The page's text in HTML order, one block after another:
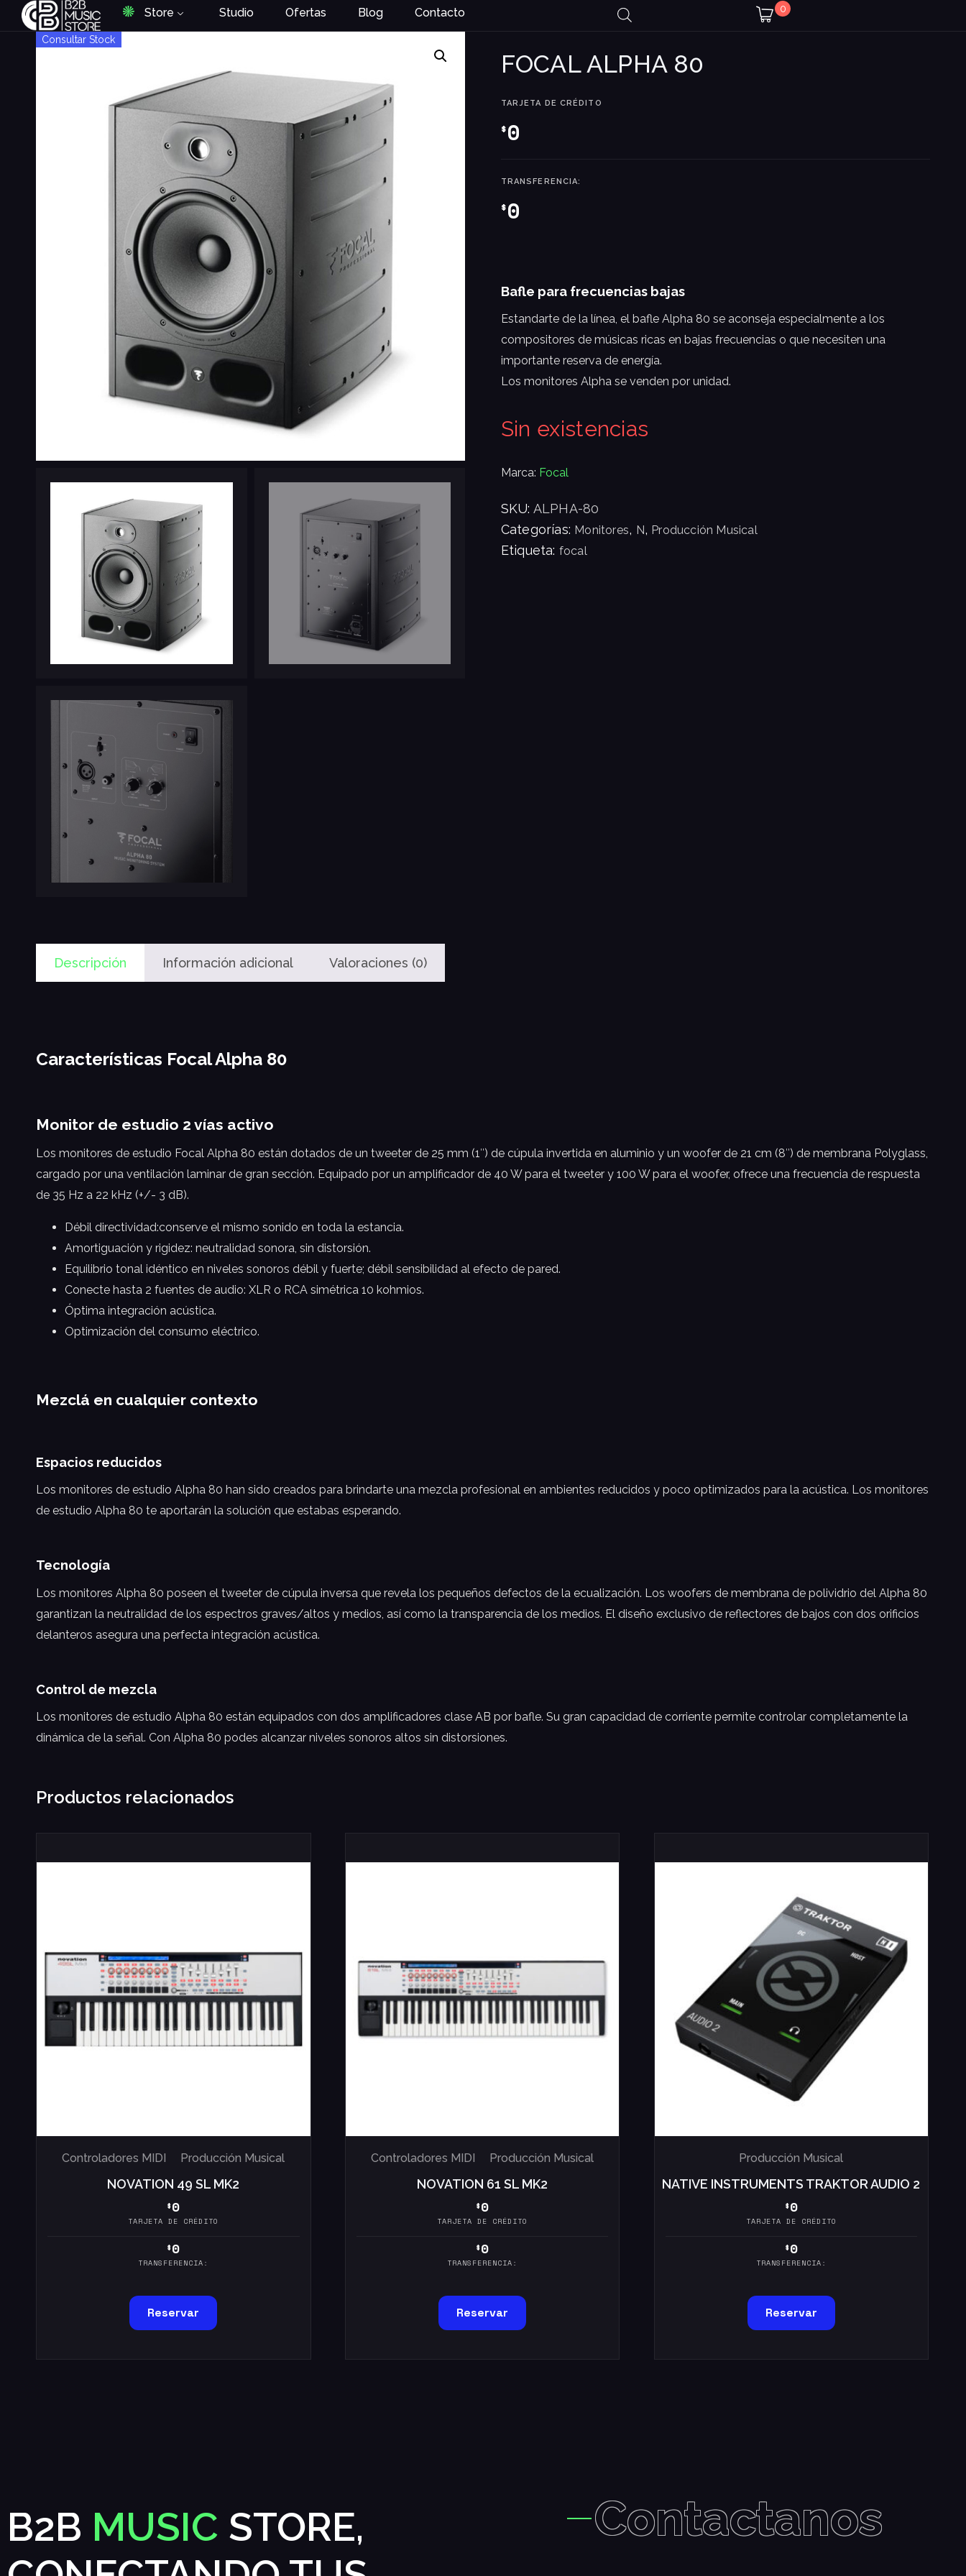
Store Studio Ofertas Blog Contacto 0
Consultar Stock
FOCAL ALPHA 80
$0
TARJETA DE CRÉDITO
$0
TRANSFERENCIA:
Bafle para frecuencias bajas
Estandarte de la línea, el bafle Alpha 80 se aconseja especialmente a los
compositores de músicas ricas en bajas frecuencias o que necesiten una
importante reserva de energía.
Los monitores Alpha se venden por unidad.
Sin existencias
Marca: Focal
SKU: ALPHA-80
Categorías: Monitores, N, Producción Musical
Etiqueta: focal
Descripción Información adicional Valoraciones (0)
Características Focal Alpha 80
Monitor de estudio 2 vías activo
Los monitores de estudio Focal Alpha 80 están dotados de un tweeter de 25 mm (1″) de cúpula invertida en aluminio y un woofer de 21 cm (8″) de membrana Polyglass,
cargado por una ventilación laminar de gran sección. Equipado por un amplificador de 40 W para el tweeter y 100 W para el woofer, ofrece una frecuencia de respuesta
de 35 Hz a 22 kHz (+/- 3 dB).
Débil directividad:conserve el mismo sonido en toda la estancia.
Amortiguación y rigidez: neutralidad sonora, sin distorsión.
Equilibrio tonal idéntico en niveles sonoros débil y fuerte; débil sensibilidad al efecto de pared.
Conecte hasta 2 fuentes de audio: XLR o RCA simétrica 10 kohmios.
Óptima integración acústica.
Optimización del consumo eléctrico.
Mezclá en cualquier contexto
Espacios reducidos
Los monitores de estudio Alpha 80 han sido creados para brindarte una mezcla profesional en ambientes reducidos y poco optimizados para la acústica. Los monitores
de estudio Alpha 80 te aportarán la solución que estabas esperando.
Tecnología
Los monitores Alpha 80 poseen el tweeter de cúpula inversa que revela los pequeños defectos de la ecualización. Los woofers de membrana de polividrio del Alpha 80
garantizan la neutralidad de los espectros graves/altos y medios, así como la transparencia de los medios. El diseño exclusivo de reflectores de bajos con dos orificios
delanteros asegura una perfecta integración acústica.
Control de mezcla
Los monitores de estudio Alpha 80 están equipados con dos amplificadores clase AB por bafle. Su gran capacidad de corriente permite controlar completamente la
dinámica de la señal. Con Alpha 80 podes alcanzar niveles sonoros altos sin distorsiones.
Productos relacionados
Controladores MIDI Producción Musical
NOVATION 49 SL MK2
$0
TARJETA DE CRÉDITO
$0
TRANSFERENCIA:
Reservar
Controladores MIDI Producción Musical
NOVATION 61 SL MK2
$0
TARJETA DE CRÉDITO
$0
TRANSFERENCIA:
Reservar
Producción Musical
NATIVE INSTRUMENTS TRAKTOR AUDIO 2
$0
TARJETA DE CRÉDITO
$0
TRANSFERENCIA:
Reservar
B2B MUSIC STORE,
Contactanos